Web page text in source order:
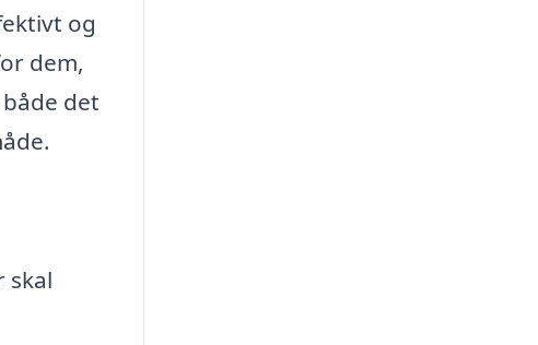
og
dem,
det
skal